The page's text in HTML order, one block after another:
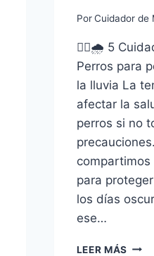
Por Cuidador de
🐕‍🦺🌧️ 5
Perros para
la lluvia La
afectar la
perros si no
para
los días
ese…
LEER MÁS